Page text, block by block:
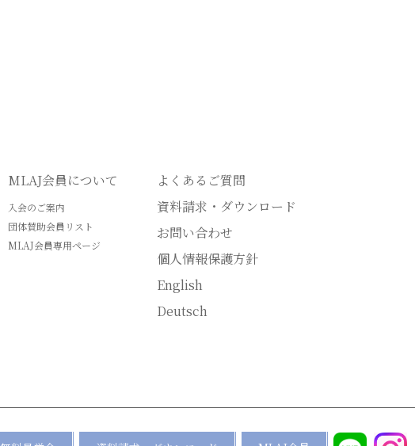
MLAJ会員について
入会のご案内
団体賛助会員リスト
MLAJ会員専用ページ
よくあるご質問
資料請求・ダウンロード
お問い合わせ
個人情報保護方針
English
Deutsch